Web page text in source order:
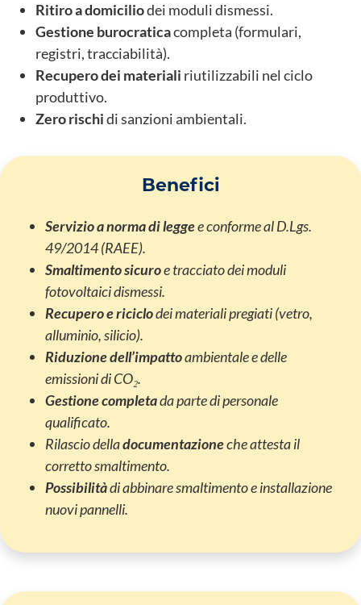
Ritiro a domiciliodei moduli dismessi.
Gestione burocraticacompleta (formulari,
registri, tracciabilità).
Recupero dei materiali riutilizzabili nel ciclo
produttivo.
Zero rischidi sanzioni ambientali.
Benefici
Servizio a norma di leggee conforme al D.Lgs.
49/2014 (RAEE).
Smaltimento sicuroe tracciato dei moduli
fotovoltaici dismessi.
Recupero e riciclodei materiali pregiati (vetro,
alluminio, silicio).
Riduzione dell’impattoambientale e delle
emissioni di CO₂.
Gestione completada parte di personale
qualificato.
Rilascio delladocumentazioneche attesta il
corretto smaltimento.
Possibilitàdi abbinare smaltimento e installazione
nuovi pannelli.